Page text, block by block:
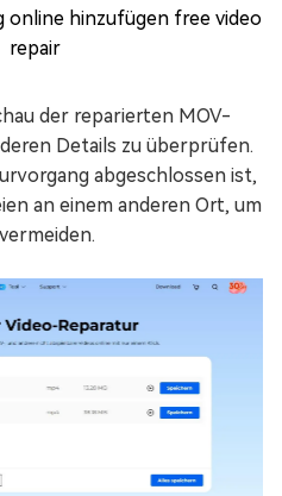
der reparierten MOV-
Details zu überprüfen.
abgeschlossen ist,
an einem anderen Ort, um